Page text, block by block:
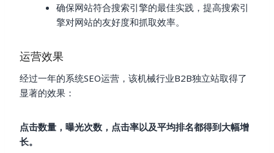
确保网站符合搜索引擎的最佳实践，提高搜索引
擎对网站的友好度和抓取效率。
运营效果
经过一年的系统SEO运营，该机械行业B2B独立站取得了
显著的效果：
点击数量，曝光次数，点击率以及平均排名都得到大幅增
长。